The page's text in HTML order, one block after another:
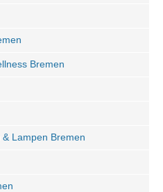
Bremen
Lampen Bremen